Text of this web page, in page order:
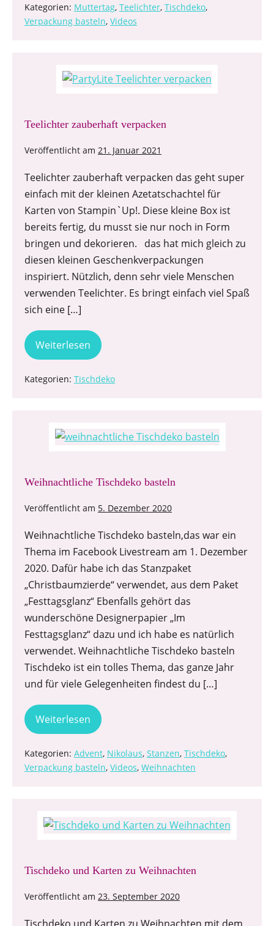
Kategorien: Muttertag, Teelichter, Tischdeko,
Verpackung basteln, Videos
Teelichter zauberhaft verpacken
Veröffentlicht am 21. Januar 2021
Teelichter zauberhaft verpacken das geht super
einfach mit der kleinen Azetatschachtel für
Karten von Stampin`Up!. Diese kleine Box ist
bereits fertig, du musst sie nur noch in Form
bringen und dekorieren. das hat mich gleich zu
diesen kleinen Geschenkverpackungen
inspiriert. Nützlich, denn sehr viele Menschen
verwenden Teelichter. Es bringt einfach viel Spaß
sich eine […]
Weiterlesen
Kategorien: Tischdeko
Weihnachtliche Tischdeko basteln
Veröffentlicht am 5. Dezember 2020
Weihnachtliche Tischdeko basteln,das war ein
Thema im Facebook Livestream am 1. Dezember
2020. Dafür habe ich das Stanzpaket
„Christbaumzierde“ verwendet, aus dem Paket
„Festtagsglanz“ Ebenfalls gehört das
wunderschöne Designerpapier „Im
Festtagsglanz“ dazu und ich habe es natürlich
verwendet. Weihnachtliche Tischdeko basteln
Tischdeko ist ein tolles Thema, das ganze Jahr
und für viele Gelegenheiten findest du […]
Weiterlesen
Kategorien: Advent, Nikolaus, Stanzen, Tischdeko,
Verpackung basteln, Videos, Weihnachten
Tischdeko und Karten zu Weihnachten
Veröffentlicht am 23. September 2020